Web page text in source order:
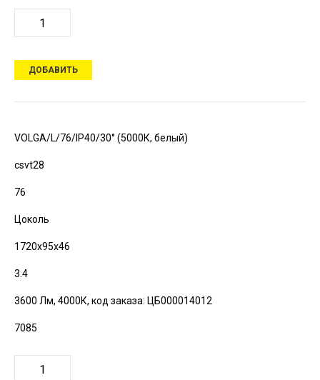
ДОБАВИТЬ
VOLGA/L/76/IP40/30° (5000К, белый)
csvt28
76
Цоколь
1720х95х46
3.4
3600 Лм, 4000К, код заказа: ЦБ000014012
7085